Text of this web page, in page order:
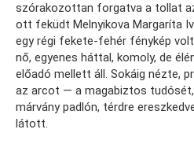
szórakozottan forgatva a tollat
ott feküdt Melnyikova Margaríta
egy régi fekete-fehér fénykép
nő, egyenes háttal, komoly, de
előadó mellett áll. Sokáig nézte,
az arcot — a magabiztos
márvány padlón, térdre
látott.